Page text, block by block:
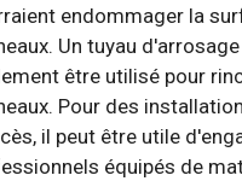
endommager la
Un tuyau
être utilisé pour
Pour des
il peut être utile
équipés de